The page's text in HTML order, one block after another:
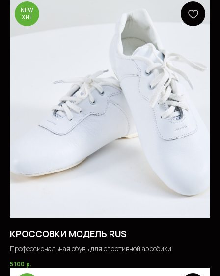
NEW
ХИТ
КРОССОВКИ МОДЕЛЬ RUS
Профессиональная обувь для спортивной аэробики
5 100 р.